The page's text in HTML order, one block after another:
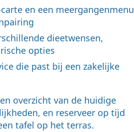
en een meergangenmenu
dieetwensen,
opties
die past bij een zakelijke
overzicht van de huidige
en reserveer op tijd
tafel op het terras.